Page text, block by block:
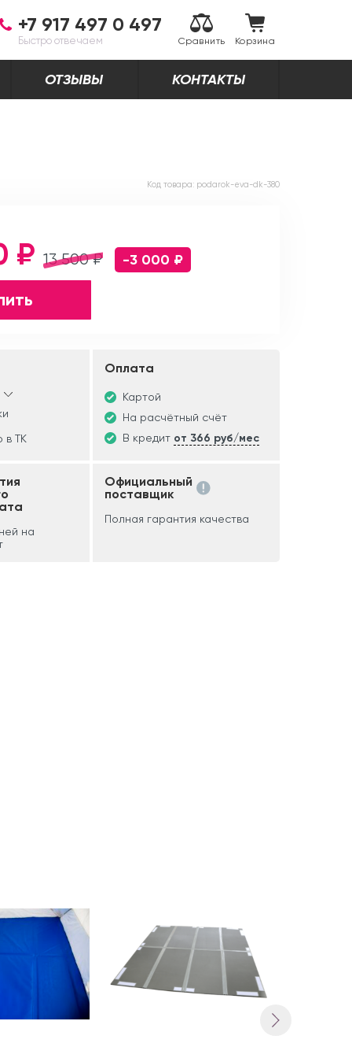
+7 917 497 0 497
Быстро отвечаем Сравнить Корзина
ОТЗЫВЫ КОНТАКТЫ
Код товара: podarok-eva-dk-380
13 500 ₽
₽ -3 000 ₽
в ТК
Оплата
Картой
На расчётный счёт
В кредит от 366 руб/мес
на
Официальный
поставщик
Полная гарантия качества